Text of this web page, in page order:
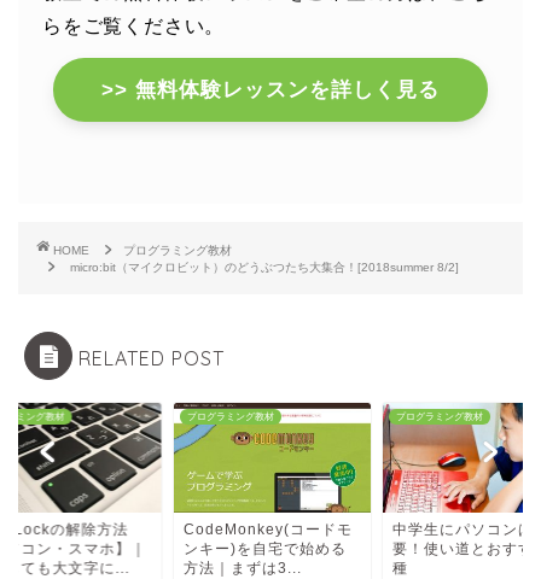
らをご覧ください。
>> 無料体験レッスンを詳しく見る
HOME
プログラミング教材
micro:bit（マイクロビット）のどうぶつたち大集合！[2018summer 8/2]
RELATED POST
ラミング教材
の解除方法
ソコン・スマホ】｜
しても大文字に...
プログラミング教材
CodeMonkey(コードモ
ンキー)を自宅で始める
方法｜まずは3...
プログラミング教材
中学生にパソコンは
要！使い道とおすす
種